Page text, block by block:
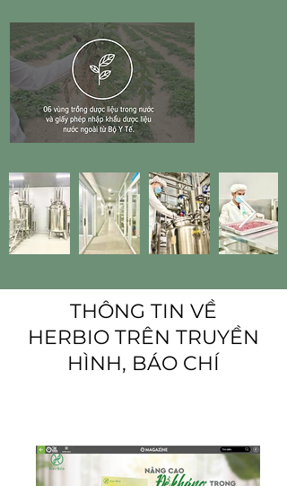
THÔNG TIN VỀ
HERBIO TRÊN TRUYỀN
HÌNH, BÁO CHÍ